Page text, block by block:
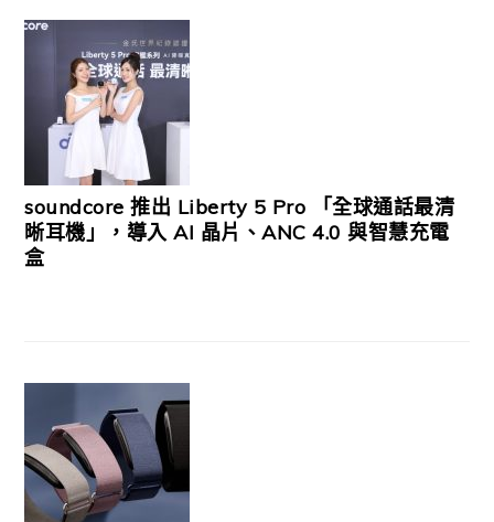
soundcore 推出 Liberty 5 Pro 「全球通話最清
晰耳機」，導入 AI 晶片、ANC 4.0 與智慧充電
盒